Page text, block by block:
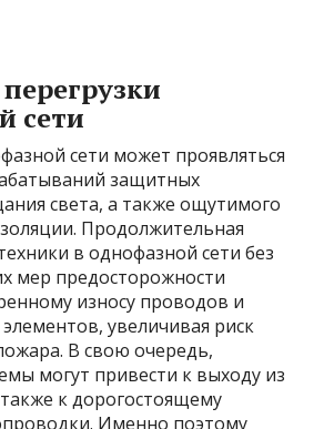
сети
сети может проявляться
защитных
света, а также ощутимого
Продолжительная
в однофазной сети без
мер предосторожности
износу проводов и
увеличивая риск
В свою очередь,
могут привести к выходу из
к дорогостоящему
Именно поэтому